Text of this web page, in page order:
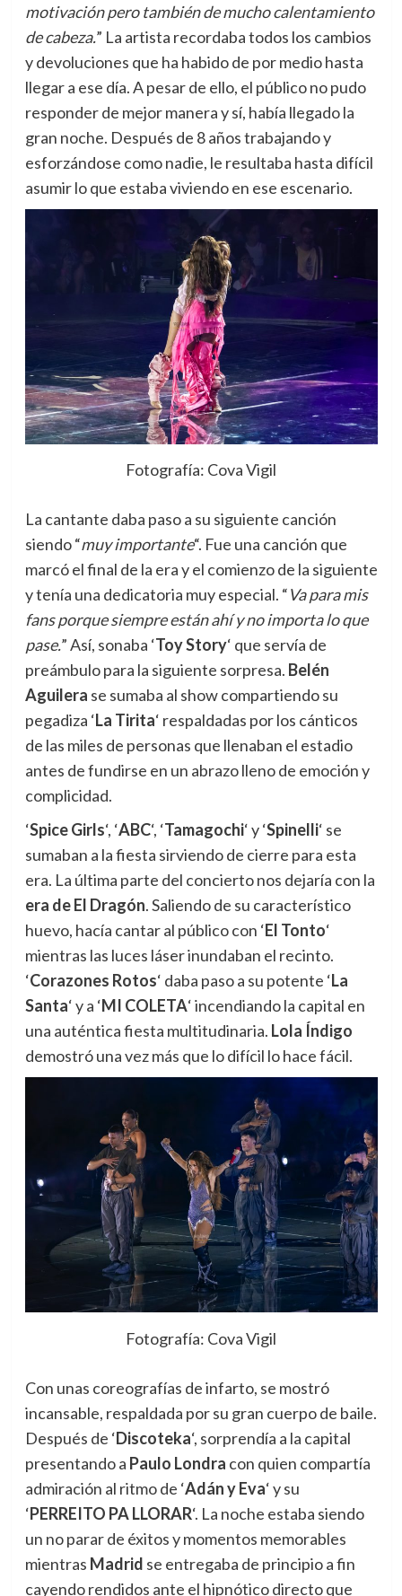
motivación pero también de mucho calentamiento
de cabeza.” La artista recordaba todos los cambios
y devoluciones que ha habido de por medio hasta
llegar a ese día. A pesar de ello, el público no pudo
responder de mejor manera y sí, había llegado la
gran noche. Después de 8 años trabajando y
esforzándose como nadie, le resultaba hasta difícil
asumir lo que estaba viviendo en ese escenario.
Fotografía: Cova Vigil
La cantante daba paso a su siguiente canción
siendo “muy importante“. Fue una canción que
marcó el final de la era y el comienzo de la siguiente
y tenía una dedicatoria muy especial. “Va para mis
fans porque siempre están ahí y no importa lo que
pase.” Así, sonaba ‘Toy Story‘ que servía de
preámbulo para la siguiente sorpresa. Belén
Aguilera se sumaba al show compartiendo su
pegadiza ‘La Tirita‘ respaldadas por los cánticos
de las miles de personas que llenaban el estadio
antes de fundirse en un abrazo lleno de emoción y
complicidad.
‘Spice Girls‘, ‘ABC‘, ‘Tamagochi‘ y ‘Spinelli‘ se
sumaban a la fiesta sirviendo de cierre para esta
era. La última parte del concierto nos dejaría con la
era de El Dragón. Saliendo de su característico
huevo, hacía cantar al público con ‘El Tonto‘
mientras las luces láser inundaban el recinto.
‘Corazones Rotos‘ daba paso a su potente ‘La
Santa‘ y a ‘MI COLETA‘ incendiando la capital en
una auténtica fiesta multitudinaria. Lola Índigo
demostró una vez más que lo difícil lo hace fácil.
Fotografía: Cova Vigil
Con unas coreografías de infarto, se mostró
incansable, respaldada por su gran cuerpo de baile.
Después de ‘Discoteka‘, sorprendía a la capital
presentando a Paulo Londra con quien compartía
admiración al ritmo de ‘Adán y Eva‘ y su
‘PERREITO PA LLORAR‘. La noche estaba siendo
un no parar de éxitos y momentos memorables
mientras Madrid se entregaba de principio a fin
cayendo rendidos ante el hipnótico directo que